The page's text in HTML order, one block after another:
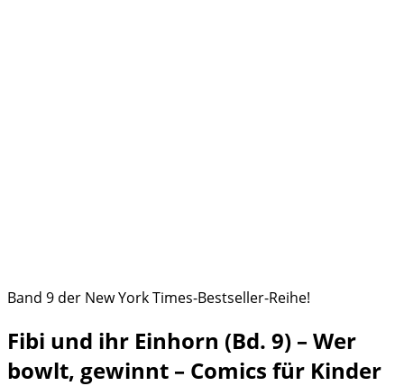
Band 9 der New York Times-Bestseller-Reihe!
Fibi und ihr Einhorn (Bd. 9) – Wer
bowlt, gewinnt – Comics für Kinder